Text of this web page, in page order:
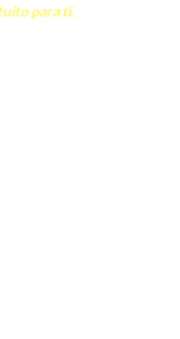
para ti.